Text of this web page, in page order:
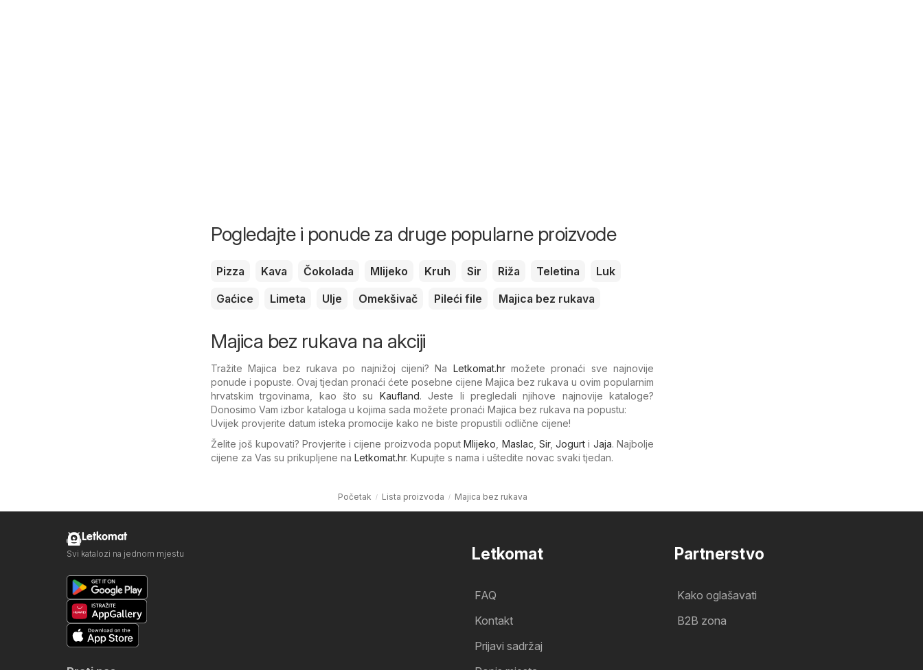
Pogledajte i ponude za druge popularne proizvode
Pizza Kava Čokolada Mlijeko Kruh Sir Riža Teletina
Luk
Gaćice
Limeta Ulje Omekšivač Pileći file Majica bez rukava
Majica bez rukava na akciji
Tražite Majica bez rukava po najnižoj cijeni? Na Letkomat.hrmožete pronaći sve najnovije
ponude i popuste. Ovaj tjedan pronaći ćete posebne cijene Majica bez rukava u ovim popularnim
hrvatskim trgovinama, kao što su Kaufland. Jeste li pregledali njihove najnovije kataloge?
Donosimo Vam izbor kataloga u kojima sada možete pronaći Majica bez rukava na popustu:
Uvijek provjerite datum isteka promocije kako ne biste propustili odlične cijene!
Želite još kupovati? Provjerite i cijene proizvoda poputMlijeko Maslac Sir,Jogurt i Jaja. Najbolje
cijene za Vas su prikupljene na Letkomat.hr. Kupujte s nama i uštedite novac svaki tjedan.
Početak Lista proizvoda Majica bez rukava
Letkomat
FAQ
Kontakt
Prijavi sadržaj
Partnerstvo
Kako oglašavati
B2B zona
Letkomat
Svi katalozi na jednom mjestu